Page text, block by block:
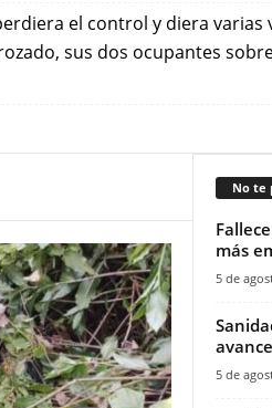
el control y diera varias
sus dos ocupantes
No te
más
5 de
5 de